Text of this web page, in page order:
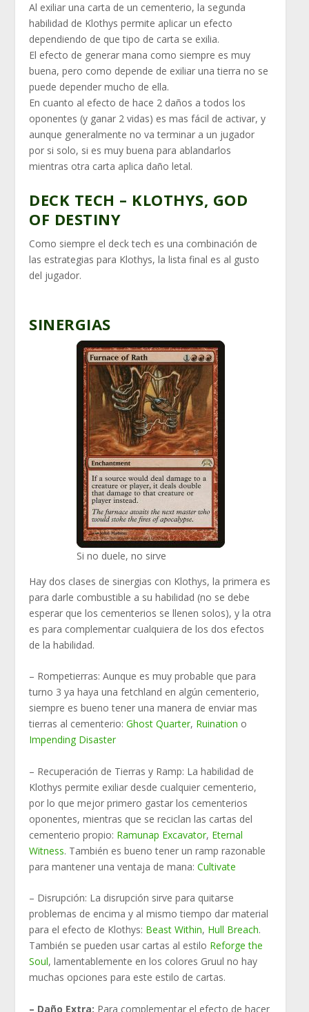
Al exiliar una carta de un cementerio, la segunda
habilidad de Klothys permite aplicar un efecto
dependiendo de que tipo de carta se exilia.
El efecto de generar mana como siempre es muy
buena, pero como depende de exiliar una tierra no se
puede depender mucho de ella.
En cuanto al efecto de hace 2 daños a todos los
oponentes (y ganar 2 vidas) es mas fácil de activar, y
aunque generalmente no va terminar a un jugador
por si solo, si es muy buena para ablandarlos
mientras otra carta aplica daño letal.
DECK TECH – KLOTHYS, GOD
OF DESTINY
Como siempre el deck tech es una combinación de
las estrategias para Klothys, la lista final es al gusto
del jugador.
SINERGIAS
Si no duele, no sirve
Hay dos clases de sinergias con Klothys, la primera es
para darle combustible a su habilidad (no se debe
esperar que los cementerios se llenen solos), y la otra
es para complementar cualquiera de los dos efectos
de la habilidad.
– Rompetierras: Aunque es muy probable que para
turno 3 ya haya una fetchland en algún cementerio,
siempre es bueno tener una manera de enviar mas
tierras al cementerio:Ghost Quarter, Ruination o
Impending Disaster
– Recuperación de Tierras y Ramp: La habilidad de
Klothys permite exiliar desde cualquier cementerio,
por lo que mejor primero gastar los cementerios
oponentes, mientras que se reciclan las cartas del
cementerio propio: Ramunap Excavator, Eternal
Witness. También es bueno tener un ramp razonable
para mantener una ventaja de mana:Cultivate
– Disrupción: La disrupción sirve para quitarse
problemas de encima y al mismo tiempo dar material
para el efecto de Klothys: Beast Within, Hull Breach.
También se pueden usar cartas al estilo Reforge the
Soul, lamentablemente en los colores Gruul no hay
muchas opciones para este estilo de cartas.
– Daño Extra: Para complementar el efecto de hacer